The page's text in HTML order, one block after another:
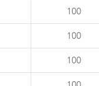
100
100
100